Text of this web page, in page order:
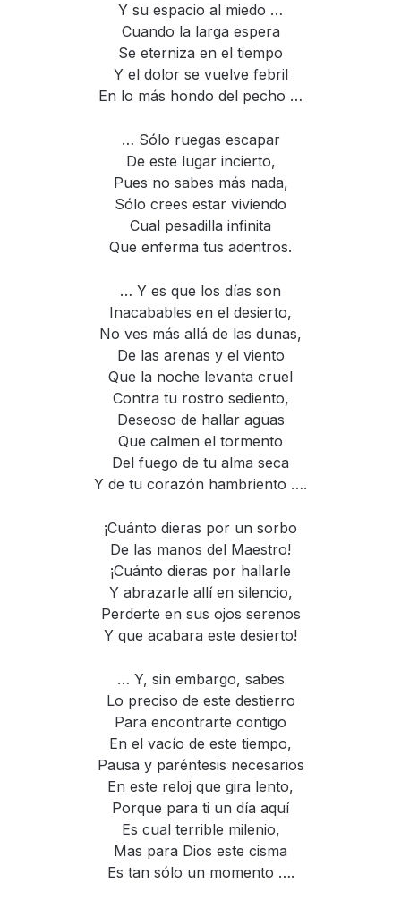
Y su espacio al miedo …
Cuando la larga espera
Se eterniza en el tiempo
Y el dolor se vuelve febril
En lo más hondo del pecho …
… Sólo ruegas escapar
De este lugar incierto,
Pues no sabes más nada,
Sólo crees estar viviendo
Cual pesadilla infinita
Que enferma tus adentros.
… Y es que los días son
Inacabables en el desierto,
No ves más allá de las dunas,
De las arenas y el viento
Que la noche levanta cruel
Contra tu rostro sediento,
Deseoso de hallar aguas
Que calmen el tormento
Del fuego de tu alma seca
Y de tu corazón hambriento ….
¡Cuánto dieras por un sorbo
De las manos del Maestro!
¡Cuánto dieras por hallarle
Y abrazarle allí en silencio,
Perderte en sus ojos serenos
Y que acabara este desierto!
… Y, sin embargo, sabes
Lo preciso de este destierro
Para encontrarte contigo
En el vacío de este tiempo,
Pausa y paréntesis necesarios
En este reloj que gira lento,
Porque para ti un día aquí
Es cual terrible milenio,
Mas para Dios este cisma
Es tan sólo un momento ….